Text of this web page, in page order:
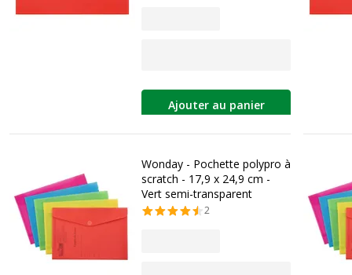
Ajouter au panier
Wonday - Pochette polypro à
scratch - 17,9 x 24,9 cm -
Vert semi-transparent
2